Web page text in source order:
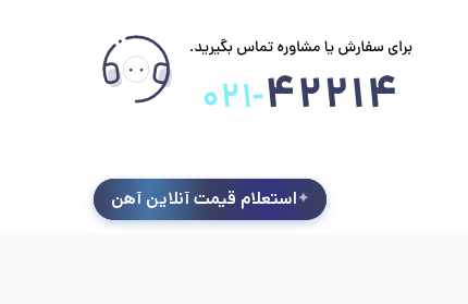
استعلام قیمت آنلاین آهن